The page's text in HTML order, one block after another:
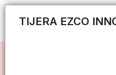
TIJERA EZCO